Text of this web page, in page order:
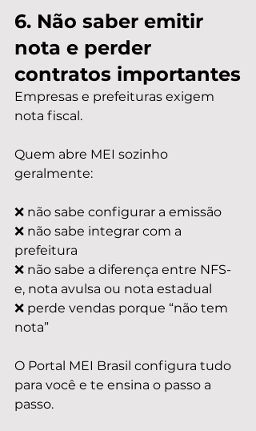
6. Não saber emitir
nota e perder
contratos importantes
Empresas e prefeituras exigem
nota fiscal.
Quem abre MEI sozinho
geralmente:
❌ não sabe configurar a emissão
❌ não sabe integrar com a
prefeitura
❌ não sabe a diferença entre NFS-
e, nota avulsa ou nota estadual
❌ perde vendas porque “não tem
nota”
O Portal MEI Brasil configura tudo
para você e te ensina o passo a
passo.